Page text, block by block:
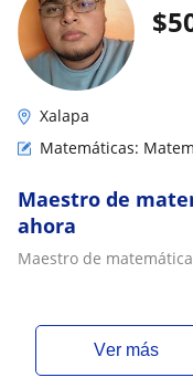
$
Xalapa
Matemáticas:
Maestro de
ahora
Maestro de
ver más